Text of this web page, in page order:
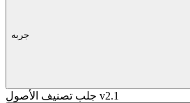
جربه
جلب تصنيف الأصول v2.1